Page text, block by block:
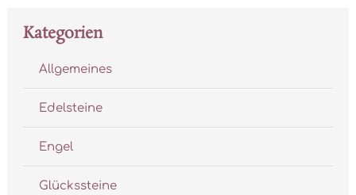
Kategorien
Allgemeines
Edelsteine
Engel
Glückssteine